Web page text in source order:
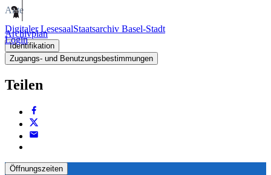
Digitaler LesesaalStaatsarchiv Basel-Stadt
Login
Akte
Archivplan
Identifikation
Zugangs- und Benutzungsbestimmungen
Teilen
Öffnungszeiten